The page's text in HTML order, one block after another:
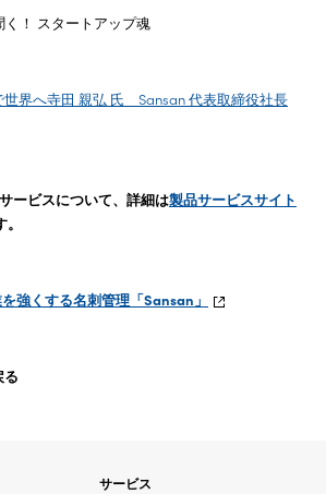
！ スタートアップ魂
世界へ寺田 親弘 氏 Sansan 代表取締役社長
ービスについて、詳細は製品サービスサイト
強くする名刺管理「Sansan」
る
サービス